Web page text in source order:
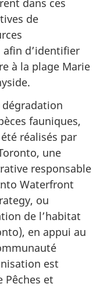
dans ces
de
d’identifier
à la plage Marie
fauniques,
réalisés par
une
responsable
Waterfront
ou
de l’habitat
en appui au
est
Pêches et